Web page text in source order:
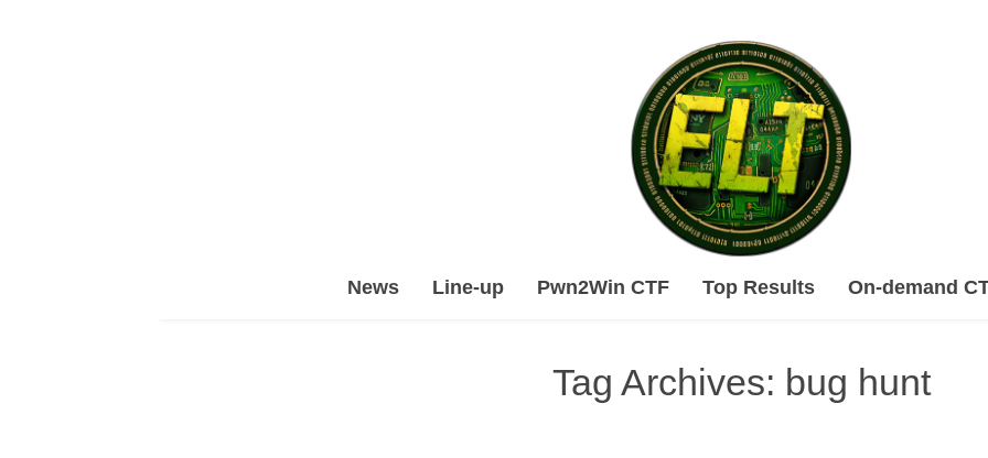
News Line-up Pwn2Win CTF Top Results On-demand
Tag Archives: bug hunt